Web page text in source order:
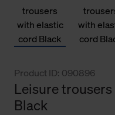
Product ID: 090896
Leisure
Black